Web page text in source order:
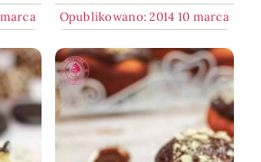
Opublikowano: 2014 10 marca